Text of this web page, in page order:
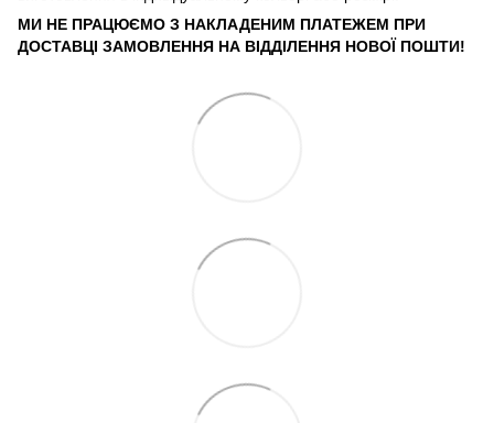
МИ НЕ ПРАЦЮЄМО З НАКЛАДЕНИМ ПЛАТЕЖЕМ ПРИ
ДОСТАВЦІ ЗАМОВЛЕННЯ НА ВІДДІЛЕННЯ НОВОЇ ПОШТИ!